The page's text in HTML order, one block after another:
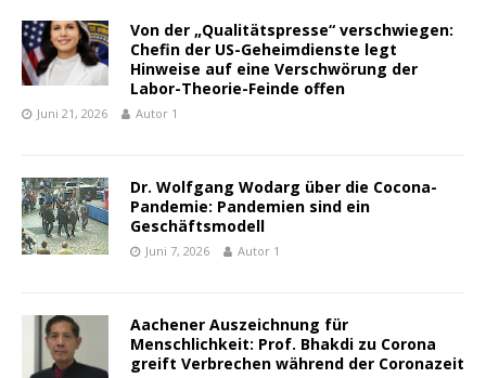
Von der „Qualitätspresse“ verschwiegen:
Chefin der US-Geheimdienste legt
Hinweise auf eine Verschwörung der
Labor-Theorie-Feinde offen
Juni 21, 2026 Autor 1
Dr. Wolfgang Wodarg über die Cocona-
Pandemie: Pandemien sind ein
Geschäftsmodell
Juni 7, 2026 Autor 1
Aachener Auszeichnung für
Menschlichkeit: Prof. Bhakdi zu Corona
greift Verbrechen während der Coronazeit